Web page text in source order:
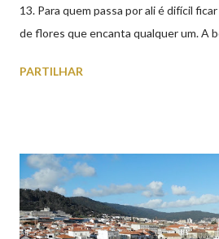
13. Para quem passa por ali é difícil
de flores que encanta qualquer um. A
aproveite a paisagem como cenário
PARTILHAR